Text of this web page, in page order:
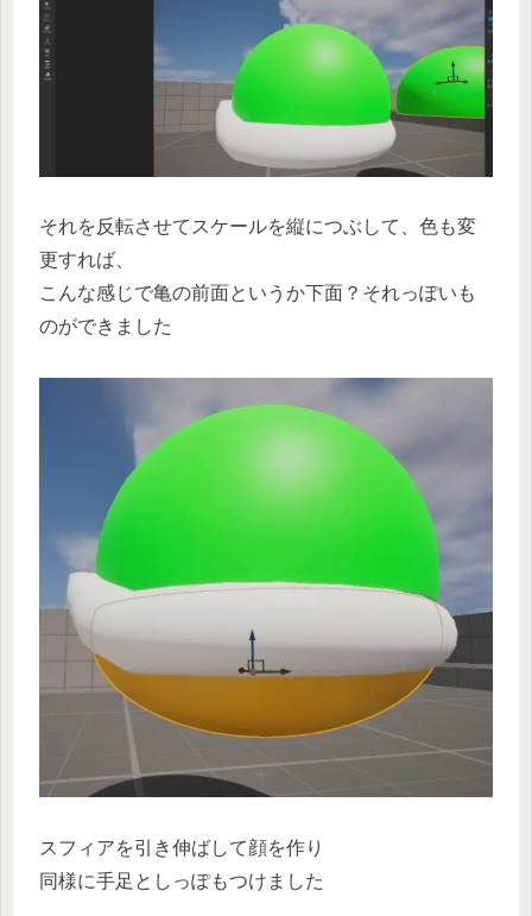
それを反転させてスケールを縦につぶして、色も変
更すれば、
こんな感じで亀の前面というか下面？それっぽいも
のができました
スフィアを引き伸ばして顔を作り
同様に手足としっぽもつけました